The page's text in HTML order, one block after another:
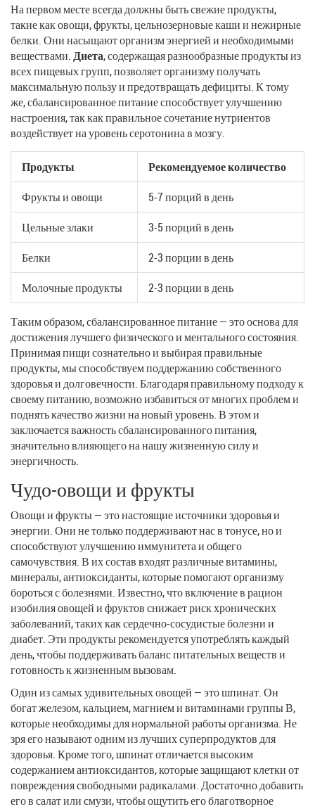
На первом месте всегда должны быть свежие продукты,
такие как овощи, фрукты, цельнозерновые каши и нежирные
белки. Они насыщают организм энергией и необходимыми
веществами.Диета, содержащая разнообразные продукты из
всех пищевых групп, позволяет организму получать
максимальную пользу и предотвращать дефициты. К тому
же, сбалансированное питание способствует улучшению
настроения, так как правильное сочетание нутриентов
воздействует на уровень серотонина в мозгу.
Продукты
Рекомендуемое количество
Фрукты и овощи
5-7 порций в день
Цельные злаки
3-5 порций в день
Белки
2-3 порции в день
Молочные продукты
2-3 порции в день
Таким образом, сбалансированное питание — это основа для
достижения лучшего физического и ментального состояния.
Принимая пищи сознательно и выбирая правильные
продукты, мы способствуем поддержанию собственного
здоровья и долговечности. Благодаря правильному подходу к
своему питанию, возможно избавиться от многих проблем и
поднять качество жизни на новый уровень. В этом и
заключается важность сбалансированного питания,
значительно влияющего на нашу жизненную силу и
энергичность.
Чудо-овощи и фрукты
Овощи и фрукты — это настоящие источники здоровья и
энергии. Они не только поддерживают нас в тонусе, но и
способствуют улучшению иммунитета и общего
самочувствия. В их состав входят различные витамины,
минералы, антиоксиданты, которые помогают организму
бороться с болезнями. Известно, что включение в рацион
изобилия овощей и фруктов снижает риск хронических
заболеваний, таких как сердечно-сосудистые болезни и
диабет. Эти продукты рекомендуется употреблять каждый
день, чтобы поддерживать баланс питательных веществ и
готовность к жизненным вызовам.
Один из самых удивительных овощей — это шпинат. Он
богат железом, кальцием, магнием и витаминами группы В,
которые необходимы для нормальной работы организма. Не
зря его называют одним из лучших суперпродуктов для
здоровья. Кроме того, шпинат отличается высоким
содержанием антиоксидантов, которые защищают клетки от
повреждения свободными радикалами. Достаточно добавить
его в салат или смузи, чтобы ощутить его благотворное